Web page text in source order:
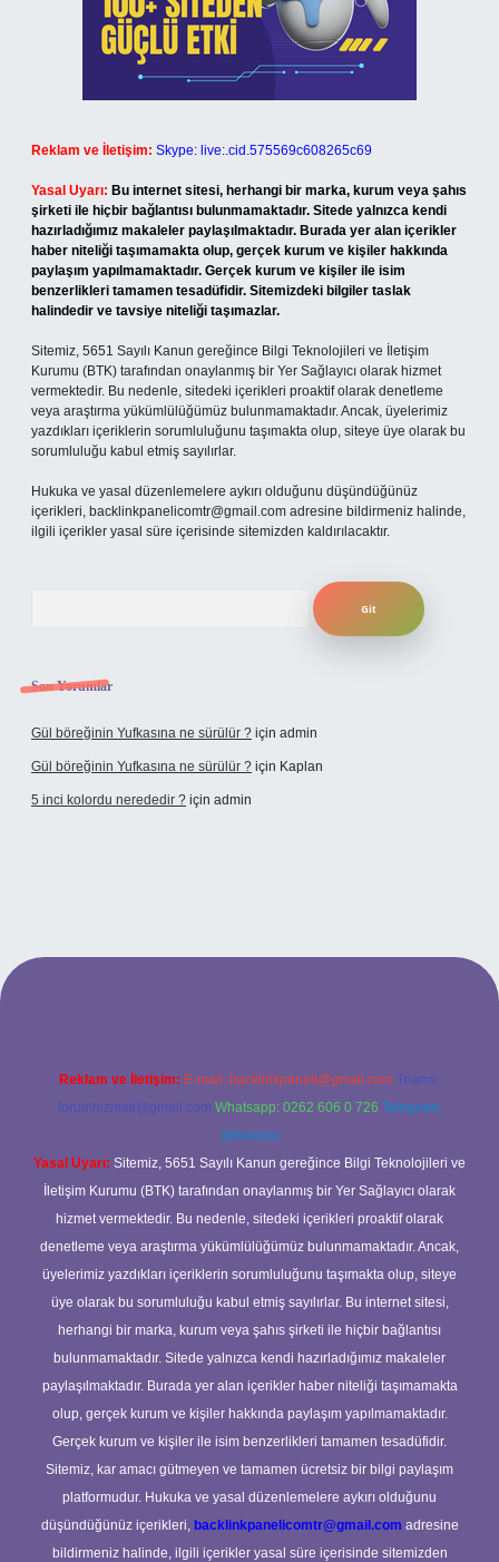
Reklam ve İletişim: Skype: live:.cid.575569c608265c69
Yasal Uyarı: Bu internet sitesi, herhangi bir marka, kurum veya şahıs
şirketi ile hiçbir bağlantısı bulunmamaktadır. Sitede yalnızca kendi
hazırladığımız makaleler paylaşılmaktadır. Burada yer alan içerikler
haber niteliği taşımamakta olup, gerçek kurum ve kişiler hakkında
paylaşım yapılmamaktadır. Gerçek kurum ve kişiler ile isim
benzerlikleri tamamen tesadüfidir. Sitemizdeki bilgiler taslak
halindedir ve tavsiye niteliği taşımazlar.
Sitemiz, 5651 Sayılı Kanun gereğince Bilgi Teknolojileri ve İletişim
Kurumu (BTK) tarafından onaylanmış bir Yer Sağlayıcı olarak hizmet
vermektedir. Bu nedenle, sitedeki içerikleri proaktif olarak denetleme
veya araştırma yükümlülüğümüz bulunmamaktadır. Ancak, üyelerimiz
yazdıkları içeriklerin sorumluluğunu taşımakta olup, siteye üye olarak bu
sorumluluğu kabul etmiş sayılırlar.
Hukuka ve yasal düzenlemelere aykırı olduğunu düşündüğünüz
içerikleri, backlinkpanelicomtr@gmail.com adresine bildirmeniz halinde,
ilgili içerikler yasal süre içerisinde sitemizden kaldırılacaktır.
Son Yorumlar
Gül böreğinin Yufkasına ne sürülür ? için admin
Gül böreğinin Yufkasına ne sürülür ? için Kaplan
5 inci kolordu nerededir ? için admin
Reklam ve İletişim: E-mail: backlinkpaneli@gmail.com Teams:
forumhizmeti@gmail.com Whatsapp: 0262 606 0 726 Telegram:
@karabul
Yasal Uyarı: Sitemiz, 5651 Sayılı Kanun gereğince Bilgi Teknolojileri ve
İletişim Kurumu (BTK) tarafından onaylanmış bir Yer Sağlayıcı olarak
hizmet vermektedir. Bu nedenle, sitedeki içerikleri proaktif olarak
denetleme veya araştırma yükümlülüğümüz bulunmamaktadır. Ancak,
üyelerimiz yazdıkları içeriklerin sorumluluğunu taşımakta olup, siteye
üye olarak bu sorumluluğu kabul etmiş sayılırlar. Bu internet sitesi,
herhangi bir marka, kurum veya şahıs şirketi ile hiçbir bağlantısı
bulunmamaktadır. Sitede yalnızca kendi hazırladığımız makaleler
paylaşılmaktadır. Burada yer alan içerikler haber niteliği taşımamakta
olup, gerçek kurum ve kişiler hakkında paylaşım yapılmamaktadır.
Gerçek kurum ve kişiler ile isim benzerlikleri tamamen tesadüfidir.
Sitemiz, kar amacı gütmeyen ve tamamen ücretsiz bir bilgi paylaşım
platformudur. Hukuka ve yasal düzenlemelere aykırı olduğunu
düşündüğünüz içerikleri, backlinkpanelicomtr@gmail.com adresine
bildirmeniz halinde, ilgili içerikler yasal süre içerisinde sitemizden